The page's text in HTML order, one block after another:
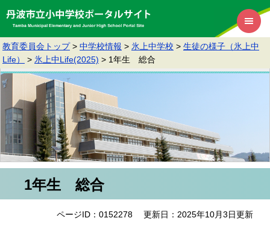
教育委員会トップ > 中学校情報 > 氷上中学校 > 生徒の様子（氷上中
Life）
> 氷上中Life(2025) > 1年生 総合
1年生 総合
ページID：0152278 更新日：2025年10月3日更新